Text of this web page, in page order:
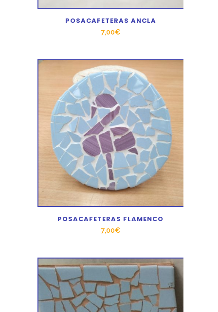
POSACAFETERAS ANCLA
7,00€
POSACAFETERAS FLAMENCO
7,00€